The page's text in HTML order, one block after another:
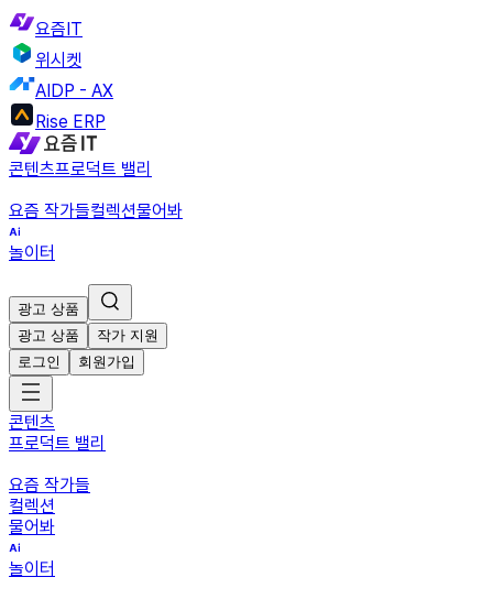
요즘IT
위시켓
AIDP - AX
Rise ERP
콘텐츠프로덕트 밸리
요즘 작가들컬렉션물어봐
놀이터
광고 상품
광고 상품
작가 지원
로그인
회원가입
콘텐츠
프로덕트 밸리
요즘 작가들
컬렉션
물어봐
놀이터